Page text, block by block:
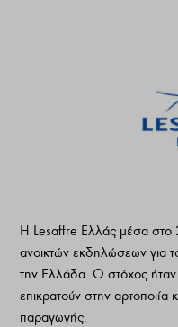
Η Lesaffre Ελλάς μέσα στο
ανοικτών εκδηλώσεων για
την Ελλάδα. Ο στόχος ήταν
επικρατούν στην αρτοποιία
παραγωγής.